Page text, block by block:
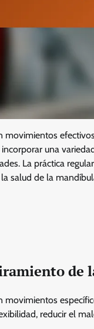
movimientos
una
La práctica
salud de la
reducir el